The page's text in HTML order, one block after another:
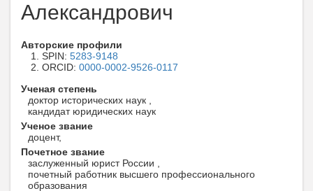
Александрович
Авторские профили
SPIN: 5283-9148
ORCID: 0000-0002-9526-0117
Ученая степень
доктор исторических наук ,
кандидат юридических наук
Ученое звание
доцент,
Почетное звание
заслуженный юрист России ,
почетный работник высшего профессионального
образования